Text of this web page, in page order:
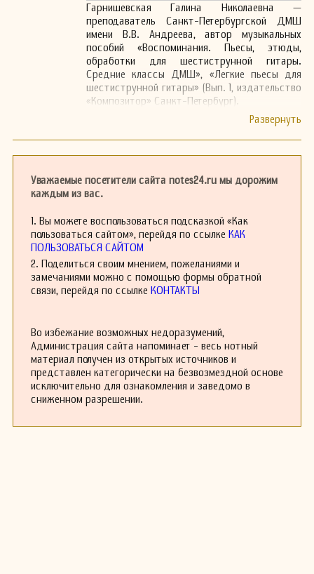
Гарнишевская Галина Николаевна —
преподаватель Санкт-Петербургской ДМШ
имени В.В. Андреева, автор музыкальных
пособий «Воспоминания. Пьесы, этюды,
обработки для шестиструнной гитары.
Средние классы ДМШ», «Легкие пьесы для
шестиструнной гитары» (Вып. 1, издательство
«Композитор» Санкт-Петербург).
Уважаемые посетители сайта notes24.ru мы дорожим
каждым из вас.
1. Вы можете воспользоваться подсказкой «Как
пользоваться сайтом», перейдя по ссылке КАК
ПОЛЬЗОВАТЬСЯ САЙТОМ
2. Поделиться своим мнением, пожеланиями и
замечаниями можно с помощью формы обратной
связи, перейдя по ссылке КОНТАКТЫ
Во избежание возможных недоразумений,
Администрация сайта напоминает - весь нотный
материал получен из открытых источников и
представлен категорически на безвозмездной основе
исключительно для ознакомления и заведомо в
сниженном разрешении.